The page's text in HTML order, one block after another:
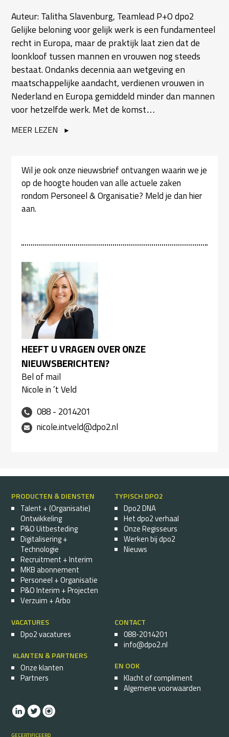
Wil je ook onze nieuwsbrief ontvangen waarin we je
op de hoogte houden van alle actuele zaken
rondom Personeel & Organisatie? Meld je dan hier
aan.
HEEFT U VRAGEN OVER ONZE
NIEUWSBERICHTEN?
Bel of mail
Nicole in ’t Veld
088 - 2014201
nicole.intveld@dpo2.nl
Auteur: Talitha Slavenburg, Teamlead P+O dpo2
Gelijke beloning voor gelijk werk is een fundamenteel
recht in Europa, maar de praktijk laat zien dat de
loonkloof tussen mannen en vrouwen nog steeds
bestaat. Ondanks decennia aan wetgeving en
maatschappelijke aandacht, verdienen vrouwen in
Nederland en Europa gemiddeld minder dan mannen
voor hetzelfde werk. Met de komst…
MEER LEZEN
PRODUCTEN & DIENSTEN
Talent + (Organisatie)
Ontwikkeling
P&O Uitbesteding
Digitalisering +
Technologie
Recruitment + Interim
MKB abonnement
Personeel + Organisatie
P&O Interim + Projecten
Verzuim + Arbo
TYPISCH DPO2
Dpo2 DNA
Het dpo2 verhaal
Onze Regisseurs
Werken bij dpo2
Nieuws
VACATURES
Dpo2 vacatures
KLANTEN & PARTNERS
Onze klanten
Partners
CONTACT
088-2014201
info@dpo2.nl
EN OOK
Klacht of compliment
Algemene voorwaarden
GECERTIFICEERD